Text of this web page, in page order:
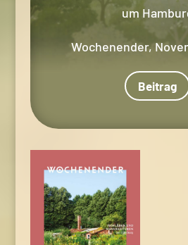
um
Wochenender,
Beitrag